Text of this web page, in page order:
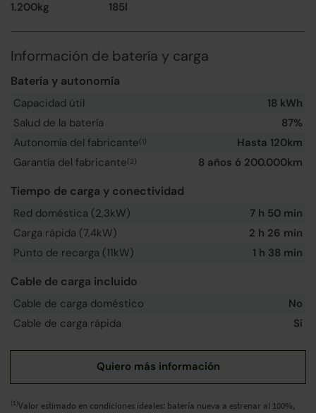
1.200kg
185l
Información de batería y carga
Batería y autonomía
Capacidad útil
18 kWh
Salud de la batería
87%
Autonomía del fabricante(1)
Hasta 120km
Garantía del fabricante(2) 8 años ó 200.000km
Tiempo de carga y conectividad
Red doméstica (2,3kW)
7 h 50 min
Carga rápida (7,4kW)
2 h 26 min
Punto de recarga (11kW)
1 h 38 min
Cable de carga incluido
Cable de carga doméstico
No
Cable de carga rápida
Sí
(1)Valor estimado en condiciones ideales: batería nueva a estrenar al 100%,